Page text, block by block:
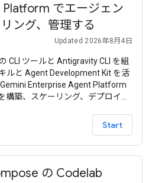
でエージェン
ング、管理する
Updated 2026年8月4日
CLI ツールと Antigravity CLI を組
ルと Agent Development Kit を活
Enterprise Agent Platform
構築、スケーリング、デプロイ、
Start
の Codelab